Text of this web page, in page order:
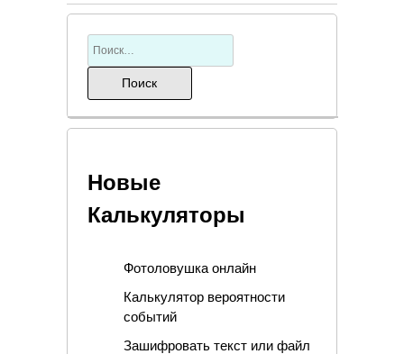
Новые
Калькуляторы
Фотоловушка онлайн
Калькулятор вероятности
событий
Зашифровать текст или файл